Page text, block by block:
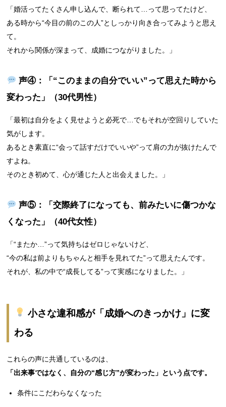
「婚活ってたくさん申し込んで、断られて…って思ってたけど、
ある時から“今目の前のこの人”としっかり向き合ってみようと思え
て。
それから関係が深まって、成婚につながりました。」
声④：「“このままの自分でいい”って思えた時から
変わった」（30代男性）
「最初は自分をよく見せようと必死で…でもそれが空回りしていた
気がします。
あるとき素直に“会って話すだけでいいや”って肩の力が抜けたんで
すよね。
そのとき初めて、心が通じた人と出会えました。」
声⑤：「交際終了になっても、前みたいに傷つかな
くなった」（40代女性）
「“またか…”って気持ちはゼロじゃないけど、
“今の私は前よりもちゃんと相手を見れてた”って思えたんです。
それが、私の中で“成長してる”って実感になりました。」
小さな違和感が「成婚へのきっかけ」に変
わる
これらの声に共通しているのは、
「出来事ではなく、自分の“感じ方”が変わった」という点です。
条件にこだわらなくなった